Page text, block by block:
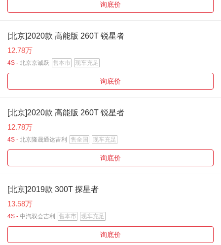
询底价
[北京]2020款 高能版 260T 锐星者
12.78万
4S - 北京京诚跃 售本市 现车充足
询底价
[北京]2020款 高能版 260T 锐星者
12.78万
4S - 北京隆晟通达吉利 售全国 现车充足
询底价
[北京]2019款 300T 探星者
13.58万
4S - 中汽双会吉利 售本市 现车充足
询底价